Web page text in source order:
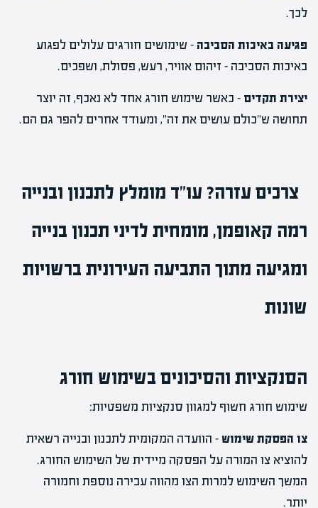
לכך.
פגיעה באיכות הסביבה – שימושים חורגים עלולים לפגוע
באיכות הסביבה – זיהום אוויר, רעש, פסולת, ושפכים.
יצירת תקדים – כאשר שימוש חורג אחד לא נאכף, זה יוצר
תחושה ש"כולם עושים את זה", ומעודד אחרים להפר גם הם.
צרכים עזרה? עו"ד מומלץ לתכנון ובנייה
רמה קאופמן, מומחית לדיני תכנון בנייה
ומגיעה מתוך התביעה העירונית ברשויות
שונות
הסנקציות והסיכונים בשימוש חורג
שימוש חורג חשוף למגוון סנקציות משפטיות:
צו הפסקת שימוש– הוועדה המקומית לתכנון ובנייה רשאית
להוציא צו המורה על הפסקה מיידית של השימוש החורג.
המשך השימוש למרות הצו מהווה עבירה נוספת וחמורה
יותר.